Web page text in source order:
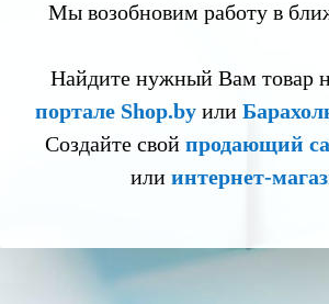
Мы возобновим работу в
Найдите нужный Вам товар
портале Shop.byили
Создайте свой продающий
или интернет-